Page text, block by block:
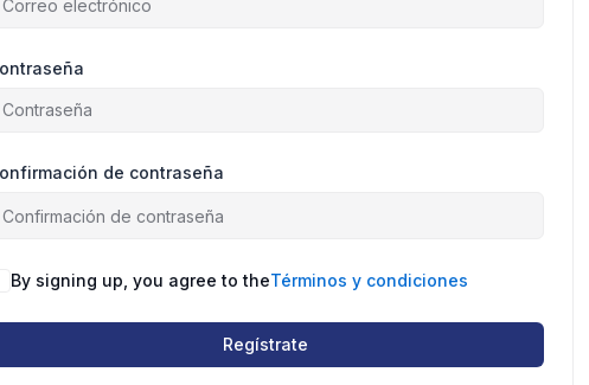
de contraseña
By signing up, you agree to theTérminos y condiciones
Regístrate